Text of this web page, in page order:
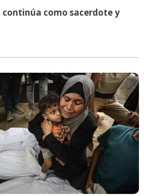
continúa como sacerdote y